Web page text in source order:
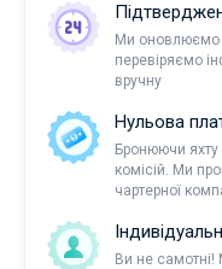
Ми оновлюємо
перевіряємо
вручну
Нульова
Бронюючи
комісій. Ми
чартерної
Ви не